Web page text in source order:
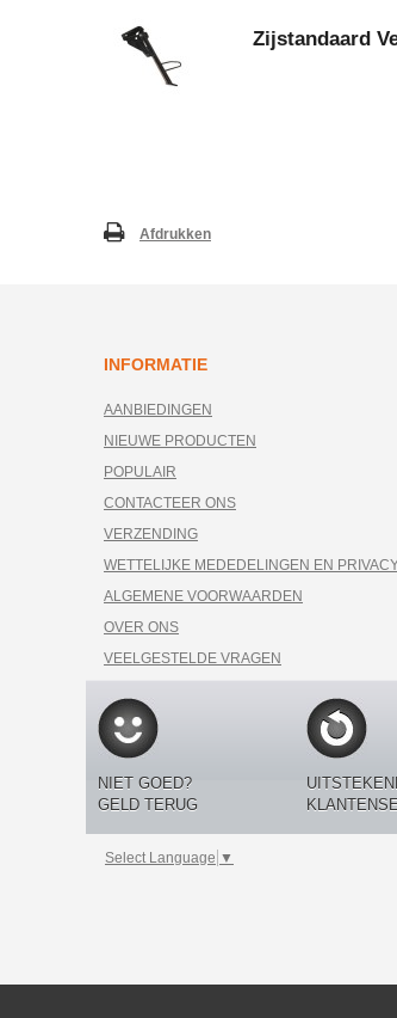
Zijstandaard
Afdrukken
INFORMATIE
AANBIEDINGEN
NIEUWE PRODUCTEN
POPULAIR
CONTACTEER ONS
VERZENDING
WETTELIJKE MEDEDELINGEN EN
ALGEMENE VOORWAARDEN
OVER ONS
VEELGESTELDE VRAGEN
NIET GOED?
GELD TERUG
Select Language ▼